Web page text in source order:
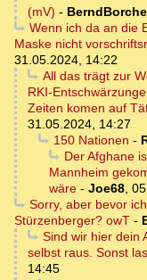
(mV) -
Wenn ich da an die
Maske nicht
31.05.2024, 14:22
All das trägt zur
RKI-
Zeiten komen auf
31.05.2024, 14:27
150 Nationen -
Der Afghane
Mannheim
wäre - Joe68,
Sorry, aber bevor
Stürzenberger? owT -
Sind wir hier dein
selbst raus. Sonst
14:45